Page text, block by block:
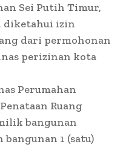
Sei Putih Timur,
diketahui izin
dari permohonan
perizinan kota
Perumahan
Ruang
bangunan
1 (satu)